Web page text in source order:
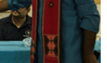
ని
ర
చ
యి